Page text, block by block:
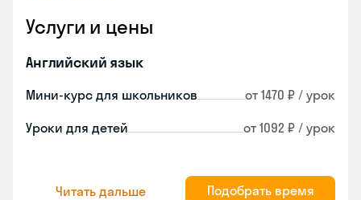
Услуги и цены
Английский язык
Мини-курс для школьников от 1470 ₽ / урок
Уроки для детей от 1092 ₽ / урок
Читать дальше Подобрать время